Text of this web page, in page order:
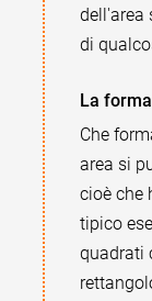
dell'area
di
La
Che
area si
cioè che
tipico
quadrati